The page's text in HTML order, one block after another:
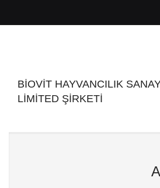
BİOVİT HAYVANCILIK
LİMİTED ŞİRKETİ